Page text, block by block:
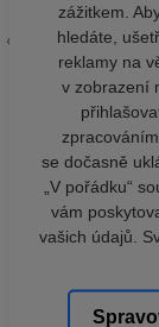
zážitkem.
hledáte,
reklamy na
v zobrazení
se dočasně
„V pořádku“
vám
vašich údajů.